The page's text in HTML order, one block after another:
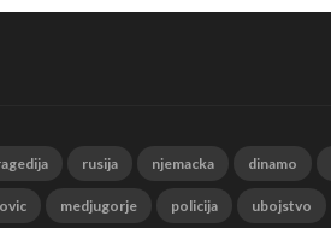
rusija njemacka dinamo
medjugorje policija ubojstvo